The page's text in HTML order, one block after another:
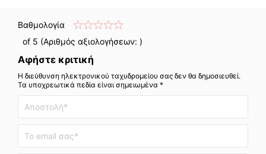
Βαθμολογία
of 5 (Αριθμός αξιολογήσεων: )
Αφήστε κριτική
Η διεύθυνση ηλεκτρονικού ταχυδρομείου σας δεν θα δημοσιευθεί.
Τα υποχρεωτικά πεδία είναι σημειωμένα *